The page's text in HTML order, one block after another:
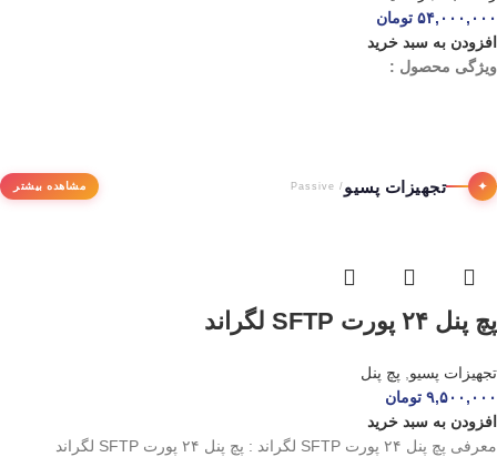
۵۴,۰۰۰,۰۰۰ تومان
افزودن به سبد خرید
ویژگی محصول :
✦ تجهیزات پسیو / Passive مشاهده بیشتر
پچ پنل ۲۴ پورت SFTP لگراند
تجهیزات پسیو
پچ پنل
۹,۵۰۰,۰۰۰ تومان
افزودن به سبد خرید
معرفی پچ پنل ۲۴ پورت SFTP لگراند : پچ پنل ۲۴ پورت SFTP لگراند